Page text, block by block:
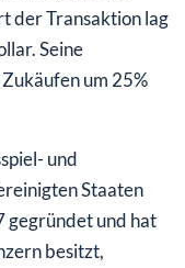
der Transaktion lag
Seine
um 25%
und
Staaten
gegründet und hat
besitzt,